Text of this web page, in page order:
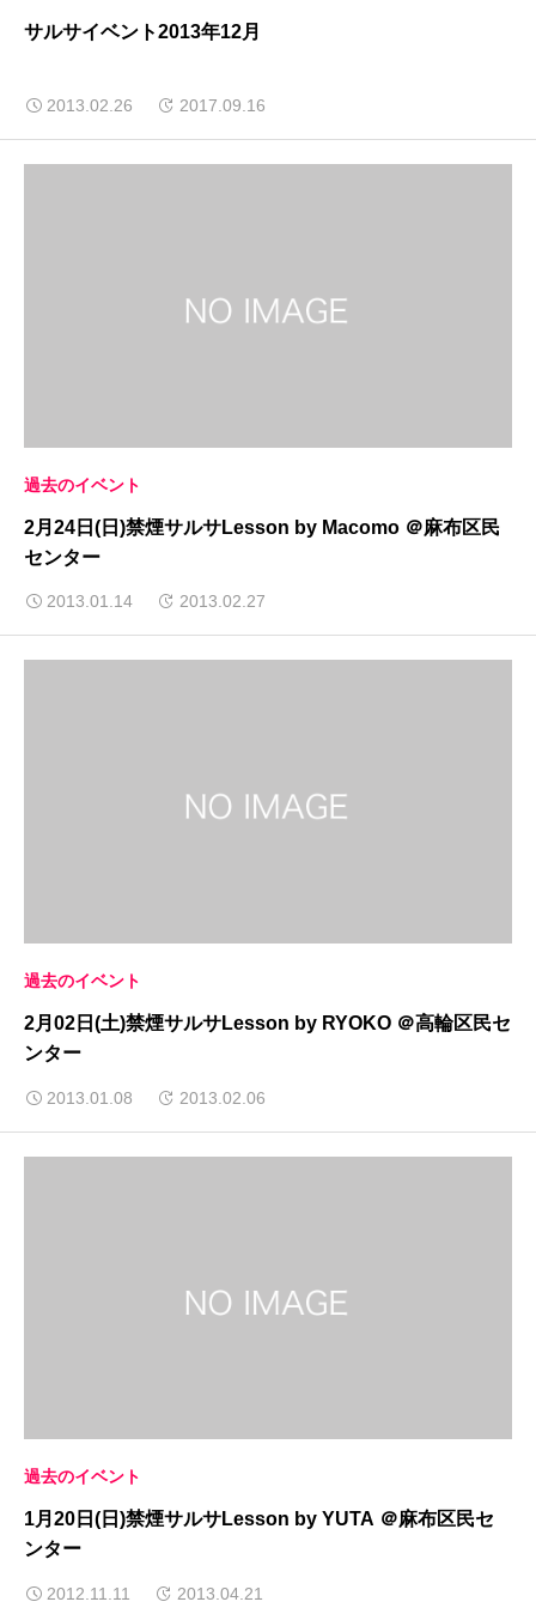
サルサイベント2013年12月
2013.02.26 2017.09.16
過去のイベント
2月24日(日)禁煙サルサLesson by Macomo ＠麻布区民
センター
2013.01.14 2013.02.27
過去のイベント
2月02日(土)禁煙サルサLesson by RYOKO ＠高輪区民セ
ンター
2013.01.08 2013.02.06
過去のイベント
1月20日(日)禁煙サルサLesson by YUTA ＠麻布区民セ
ンター
2012.11.11 2013.04.21